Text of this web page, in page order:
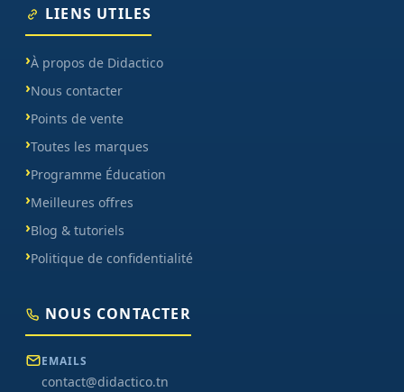
LIENS UTILES
À propos de Didactico
Nous contacter
Points de vente
Toutes les marques
Programme Éducation
Meilleures offres
Blog & tutoriels
Politique de confidentialité
NOUS CONTACTER
EMAILS
contact@didactico.tn